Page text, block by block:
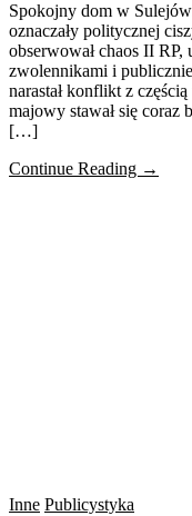
Spokojny dom w
oznaczały politycznej
obserwował chaos II
zwolennikami i
narastał konflikt z
majowy stawał się coraz
[…]
Continue Reading →
Inne Publicystyka